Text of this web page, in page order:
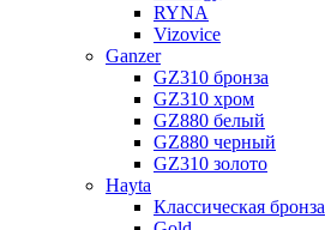
RYNA
Vizovice
Ganzer
GZ310 бронза
GZ310 хром
GZ880 белый
GZ880 черный
GZ310 золото
Hayta
Классическая бронза